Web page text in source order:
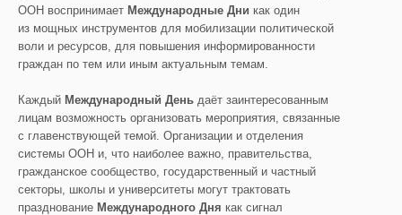
ООН воспринимает Международные Дни как один
из мощных инструментов для мобилизации политической
воли и ресурсов, для повышения информированности
граждан по тем или иным актуальным темам.
Каждый Международный День даёт заинтересованным
лицам возможность организовать мероприятия, связанные
с главенствующей темой. Организации и отделения
системы ООН и, что наиболее важно, правительства,
гражданское сообщество, государственный и частный
секторы, школы и университеты могут трактовать
празднование Международного Дня как сигнал